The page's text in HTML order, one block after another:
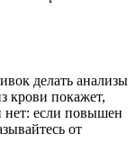
делать анализы
крови покажет,
нет: если повышен
от